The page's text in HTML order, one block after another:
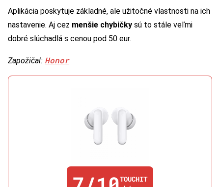
Aplikácia poskytuje základné, ale užitočné vlastnosti na ich
nastavenie. Aj cez menšie chybičky sú to stále veľmi
dobré slúchadlá s cenou pod 50 eur.
Zapožičal: Honor
TOUCHIT